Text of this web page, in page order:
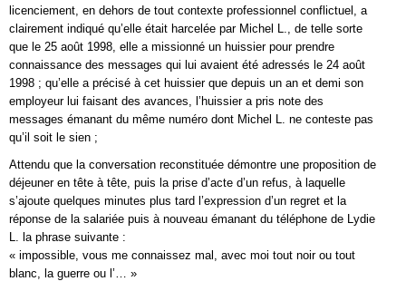
licenciement, en dehors de tout contexte professionnel conflictuel, a
clairement indiqué qu’elle était harcelée par Michel L., de telle sorte
que le 25 août 1998, elle a missionné un huissier pour prendre
connaissance des messages qui lui avaient été adressés le 24 août
1998 ; qu’elle a précisé à cet huissier que depuis un an et demi son
employeur lui faisant des avances, l’huissier a pris note des
messages émanant du même numéro dont Michel L. ne conteste pas
qu’il soit le sien ;
Attendu que la conversation reconstituée démontre une proposition de
déjeuner en tête à tête, puis la prise d’acte d’un refus, à laquelle
s’ajoute quelques minutes plus tard l’expression d’un regret et la
réponse de la salariée puis à nouveau émanant du téléphone de Lydie
L. la phrase suivante :
« impossible, vous me connaissez mal, avec moi tout noir ou tout
blanc, la guerre ou l’… »